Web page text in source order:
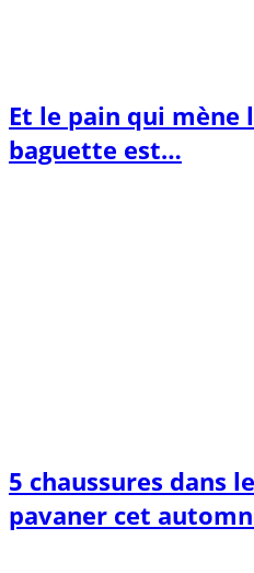
Et le pain qui mène
baguette est…
5 chaussures dans
pavaner cet